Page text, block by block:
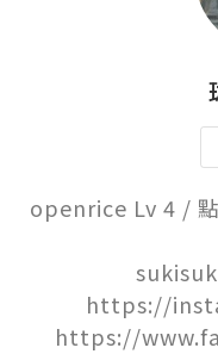
openrice Lv 4 /
https://
https://